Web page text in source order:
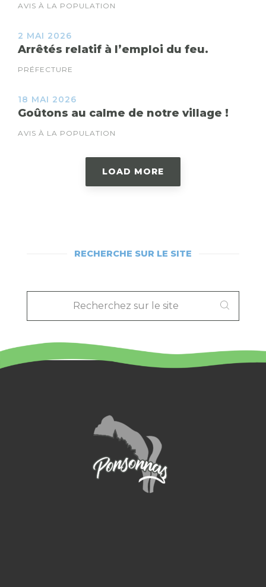
AVIS À LA POPULATION
2 MAI 2026
Arrêtés relatif à l’emploi du feu.
PRÉFECTURE
18 MAI 2026
Goûtons au calme de notre village !
AVIS À LA POPULATION
LOAD MORE
RECHERCHE SUR LE SITE
RECHERCHEZ
LE
SITE